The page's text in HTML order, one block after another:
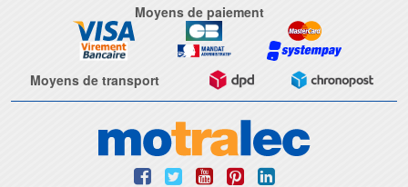
Moyens de paiement
Moyens de transport